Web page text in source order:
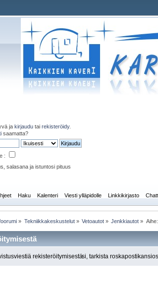
jakirjaudu tairekisteröidy.
saamatta?
:
salasana ja istuntosi pituus
Haku Kalenteri Viesti ylläpidolle Linkkikirjasto
» Tekniikkakeskustelut» Vetoautot » Jenkkiautot » Aihe:
rekisteröitymisestäsi, tarkista